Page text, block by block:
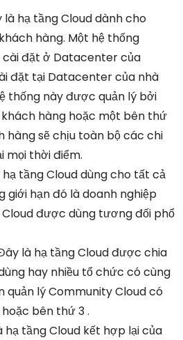
là hạ tầng Cloud dành cho
hàng. Một hệ thống
đặt ở Datacenter của
đặt tại Datacenter của nhà
thống này được quản lý bởi
hàng hoặc một bên thứ
hàng sẽ chịu toàn bộ các chi
mọi thời điểm.
tầng Cloud dùng cho tất cả
giới hạn đó là doanh nghiệp
được dùng tương đối phổ
là hạ tầng Cloud được chia
hay nhiều tổ chức có cùng
quản lý Community Cloud có
bên thứ 3 .
hạ tầng Cloud kết hợp lại của